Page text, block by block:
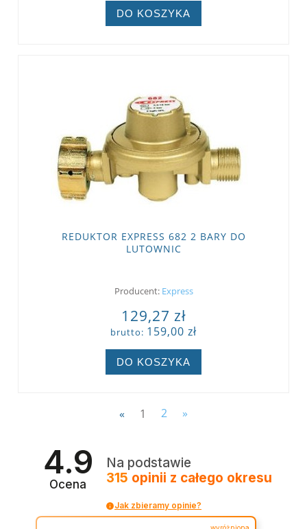
DO KOSZYKA
REDUKTOR EXPRESS 682 2 BARY DO
LUTOWNIC
Producent: Express
129,27 zł
brutto: 159,00 zł
DO KOSZYKA
« 1 2 »
4.9
Ocena
Na podstawie
315 opinii z całego okresu
Jak zbieramy opinie?